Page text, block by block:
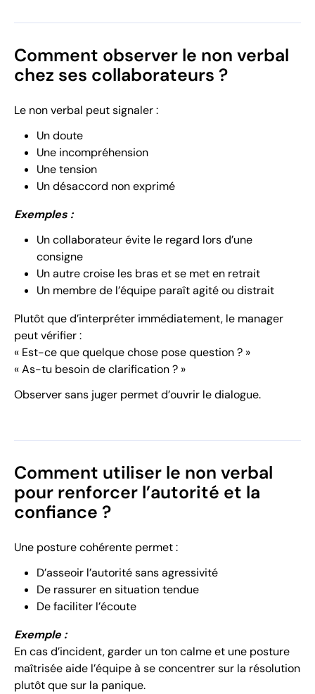
Comment observer le non verbal
chez ses collaborateurs ?
Le non verbal peut signaler :
Un doute
Une incompréhension
Une tension
Un désaccord non exprimé
Exemples :
Un collaborateur évite le regard lors d’une
consigne
Un autre croise les bras et se met en retrait
Un membre de l’équipe paraît agité ou distrait
Plutôt que d’interpréter immédiatement, le manager
peut vérifier :
« Est-ce que quelque chose pose question ? »
« As-tu besoin de clarification ? »
Observer sans juger permet d’ouvrir le dialogue.
Comment utiliser le non verbal
pour renforcer l’autorité et la
confiance ?
Une posture cohérente permet :
D’asseoir l’autorité sans agressivité
De rassurer en situation tendue
De faciliter l’écoute
Exemple :
En cas d’incident, garder un ton calme et une posture
maîtrisée aide l’équipe à se concentrer sur la résolution
plutôt que sur la panique.